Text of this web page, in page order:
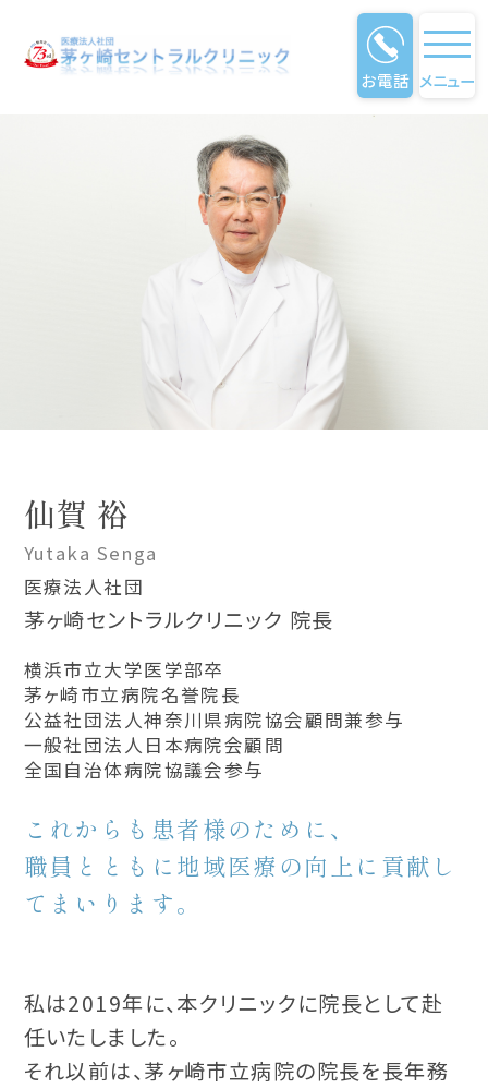
お電話 メニュー
仙賀 裕
Yutaka Senga
医療法人社団
茅ヶ崎セントラルクリニック 院長
横浜市立大学医学部卒
茅ヶ崎市立病院名誉院長
公益社団法人神奈川県病院協会顧問兼参与
一般社団法人日本病院会顧問
全国自治体病院協議会参与
これからも患者様のために、
職員とともに地域医療の向上に貢献し
てまいります。
私は2019年に、本クリニックに院長として赴
任いたしました。
それ以前は、茅ヶ崎市立病院の院長を長年務